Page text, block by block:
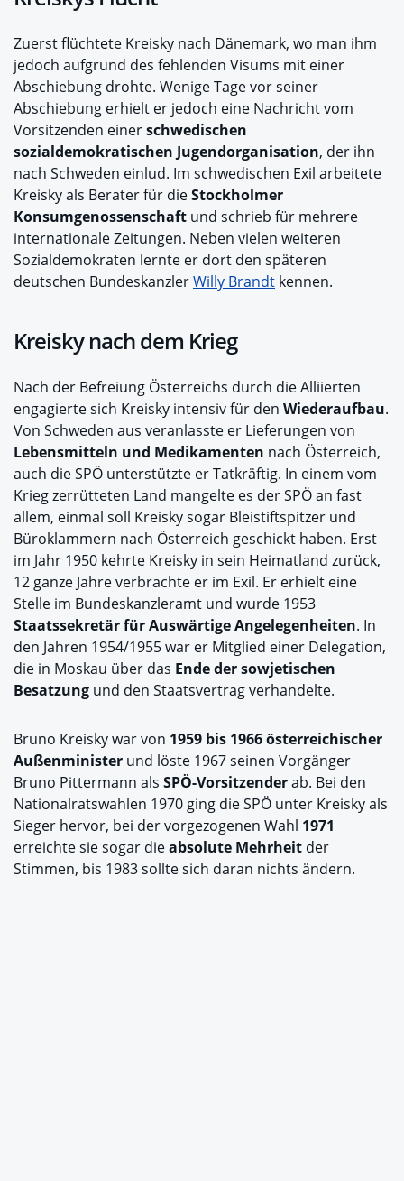
Zuerst flüchtete Kreisky nach Dänemark, wo man ihm
jedoch aufgrund des fehlenden Visums mit einer
Abschiebung drohte. Wenige Tage vor seiner
Abschiebung erhielt er jedoch eine Nachricht vom
Vorsitzenden einerschwedischen
sozialdemokratischen Jugendorganisation, der ihn
nach Schweden einlud. Im schwedischen Exil arbeitete
Kreisky als Berater für dieStockholmer
Konsumgenossenschaft und schrieb für mehrere
internationale Zeitungen. Neben vielen weiteren
Sozialdemokraten lernte er dort den späteren
deutschen BundeskanzlerWilly Brandt kennen.
Kreisky nach dem Krieg
Nach der Befreiung Österreichs durch die Alliierten
engagierte sich Kreisky intensiv für den Wiederaufbau.
Von Schweden aus veranlasste er Lieferungen von
Lebensmitteln und Medikamenten nach Österreich,
auch die SPÖ unterstützte er Tatkräftig. In einem vom
Krieg zerrütteten Land mangelte es der SPÖ an fast
allem, einmal soll Kreisky sogar Bleistiftspitzer und
Büroklammern nach Österreich geschickt haben. Erst
im Jahr 1950 kehrte Kreisky in sein Heimatland zurück,
12 ganze Jahre verbrachte er im Exil. Er erhielt eine
Stelle im Bundeskanzleramt und wurde 1953
Staatssekretär für Auswärtige Angelegenheiten. In
den Jahren 1954/1955 war er Mitglied einer Delegation,
die in Moskau über das Ende der sowjetischen
Besatzung und den Staatsvertrag verhandelte.
Bruno Kreisky war von 1959 bis 1966 österreichischer
Außenminister und löste 1967 seinen Vorgänger
Bruno Pittermann als SPÖ-Vorsitzenderab. Bei den
Nationalratswahlen 1970 ging die SPÖ unter Kreisky als
Sieger hervor, bei der vorgezogenen Wahl 1971
erreichte sie sogar dieabsolute Mehrheit der
Stimmen, bis 1983 sollte sich daran nichts ändern.